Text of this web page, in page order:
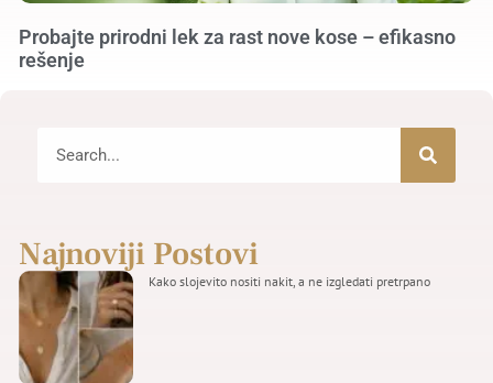
Probajte prirodni lek za rast nove kose – efikasno
rešenje
Najnoviji Postovi
Kako slojevito nositi nakit, a ne izgledati pretrpano